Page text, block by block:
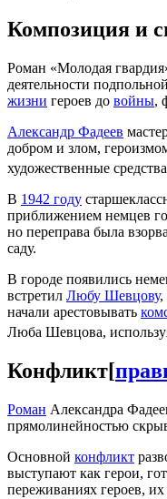
Композиция и
Роман «Молодая
деятельности
жизни героев до войны,
Александр Фадеев
добром и злом,
художественные
В 1942 году
приближением немцев
но переправа была
саду.
В городе появились
встретил Любу Шевцову,
начали арестовывать
Люба Шевцова,
Конфликт[
Роман Александра
прямолинейностью
Основной конфликт
выступают как герои,
переживаниях героев,